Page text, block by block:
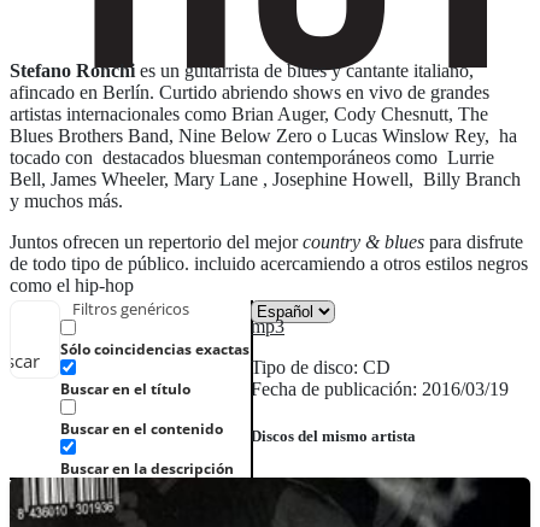
Filtros genéricos
Sólo coincidencias exactas
Buscar en el título
Buscar en el contenido
Buscar en la descripción
Stefano Ronchi es un guitarrista de blues y cantante italiano,
afincado en Berlín. Curtido abriendo shows en vivo de grandes
artistas internacionales como Brian Auger, Cody Chesnutt, The
Blues Brothers Band, Nine Below Zero o Lucas Winslow Rey, ha
tocado con destacados bluesman contemporáneos como Lurrie
Bell, James Wheeler, Mary Lane , Josephine Howell, Billy Branch
y muchos más.
Juntos ofrecen un repertorio del mejorcountry & blues para disfrute
de todo tipo de público. incluido acercamiendo a otros estilos negros
como el hip-hop
mp3
Tipo de disco: CD
Fecha de publicación: 2016/03/19
Discos del mismo artista